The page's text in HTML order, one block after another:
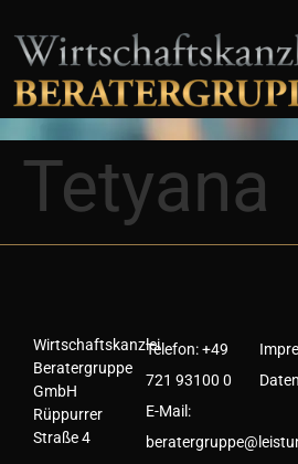
Tetyana
Wirtschaftskanzlei
Beratergruppe
GmbH
Rüppurrer
Straße 4
Telefon:+49
721 93100 0
E-Mail: